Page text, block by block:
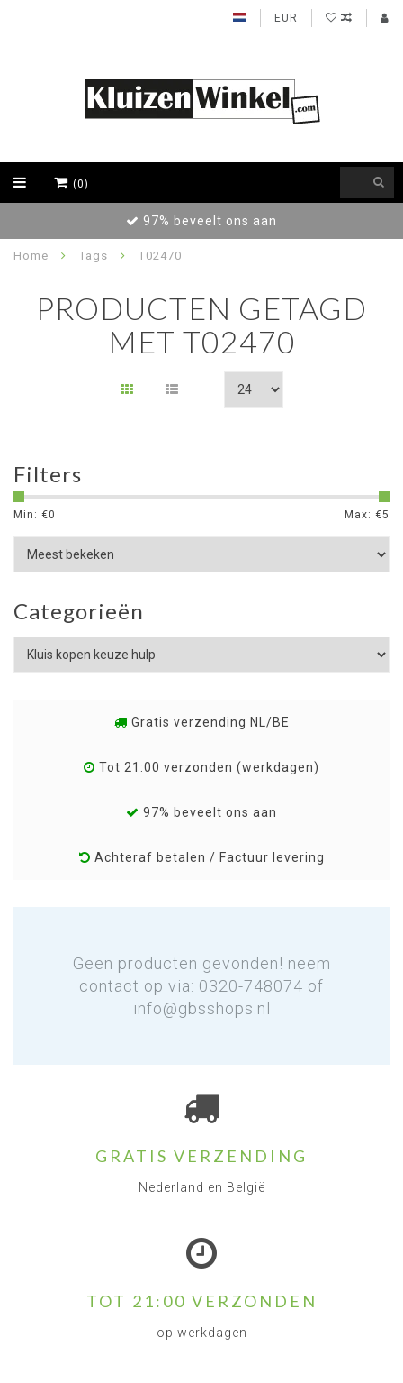
EUR
(0)
97% beveelt ons aan
Home Tags T02470
PRODUCTEN GETAGD
MET T02470
Filters
Min: €0 Max: €5
Categorieën
Gratis verzending NL/BE
Tot 21:00 verzonden (werkdagen)
97% beveelt ons aan
Achteraf betalen / Factuur levering
Geen producten gevonden! neem
contact op via: 0320-748074 of
info@gbsshops.nl
GRATIS VERZENDING
Nederland en België
TOT 21:00 VERZONDEN
op werkdagen